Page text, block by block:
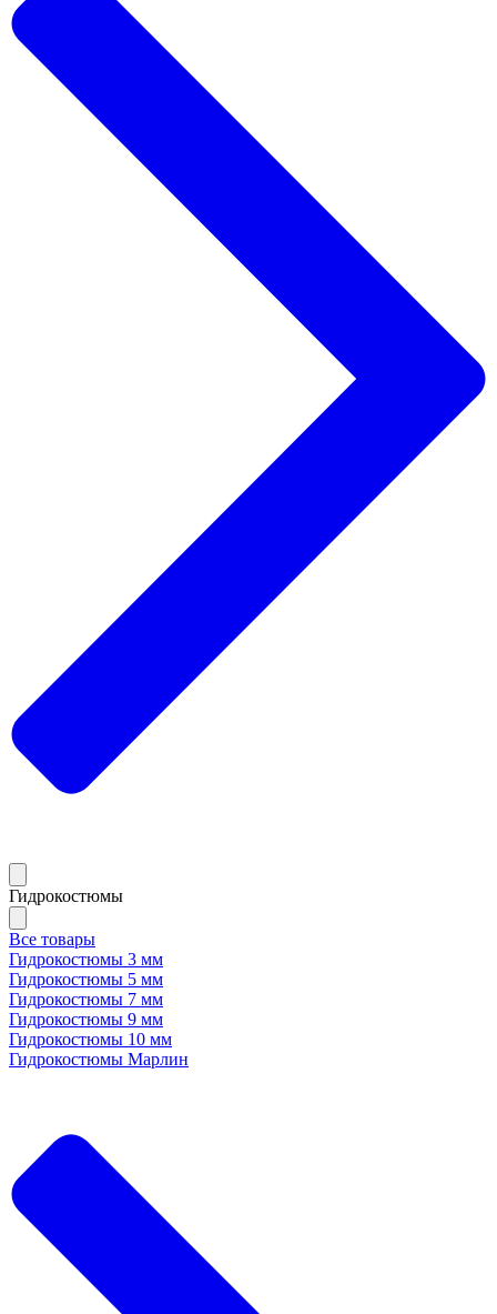
Гидрокостюмы
Все товары
Гидрокостюмы 3 мм
Гидрокостюмы 5 мм
Гидрокостюмы 7 мм
Гидрокостюмы 9 мм
Гидрокостюмы 10 мм
Гидрокостюмы Марлин